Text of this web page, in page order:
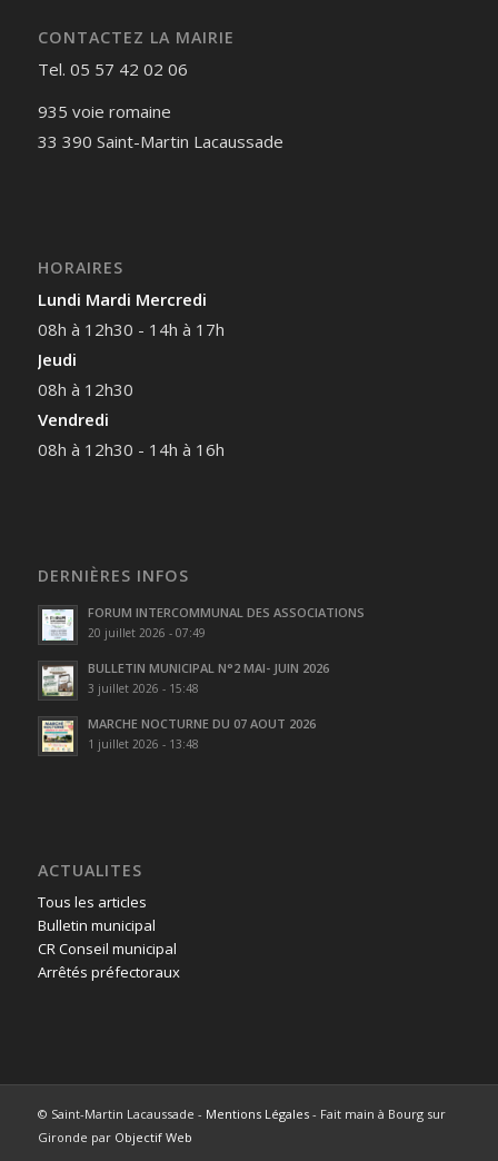
CONTACTEZ LA MAIRIE
Tel. 05 57 42 02 06
935 voie romaine
33 390 Saint-Martin Lacaussade
HORAIRES
Lundi Mardi Mercredi
08h à 12h30 - 14h à 17h
Jeudi
08h à 12h30
Vendredi
08h à 12h30 - 14h à 16h
DERNIÈRES INFOS
FORUM INTERCOMMUNAL DES ASSOCIATIONS
20 juillet 2026 - 07:49
BULLETIN MUNICIPAL N°2 MAI- JUIN 2026
3 juillet 2026 - 15:48
MARCHE NOCTURNE DU 07 AOUT 2026
1 juillet 2026 - 13:48
ACTUALITES
Tous les articles
Bulletin municipal
CR Conseil municipal
Arrêtés préfectoraux
© Saint-Martin Lacaussade - Mentions Légales- Fait main à Bourg sur
Gironde par Objectif Web